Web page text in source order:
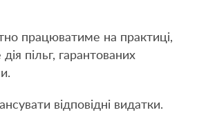
працюватиме на практиці,
пільг, гарантованих
відповідні видатки.